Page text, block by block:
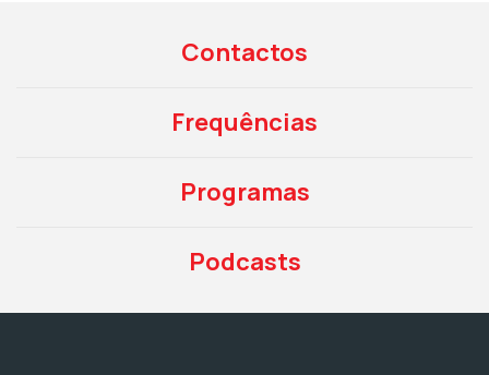
Contactos
Frequências
Programas
Podcasts